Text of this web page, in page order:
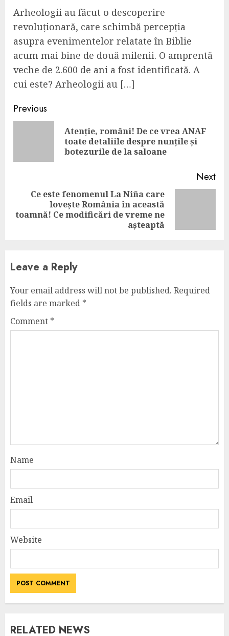
Arheologii au făcut o descoperire
revoluționară, care schimbă percepția
asupra evenimentelor relatate în Biblie
acum mai bine de două milenii. O amprentă
veche de 2.600 de ani a fost identificată. A
cui este? Arheologii au […]
Continue
Reading
Previous
Atenție, români! De ce vrea ANAF
toate detaliile despre nunțile și
botezurile de la saloane
Next
post:
Ce este fenomenul La Niña care
lovește România în această
toamnă! Ce modificări de vreme ne
așteaptă
Leave a Reply
Your email address will not be published. Required
fields are marked *
Comment *
Name
Email
Website
RELATED NEWS